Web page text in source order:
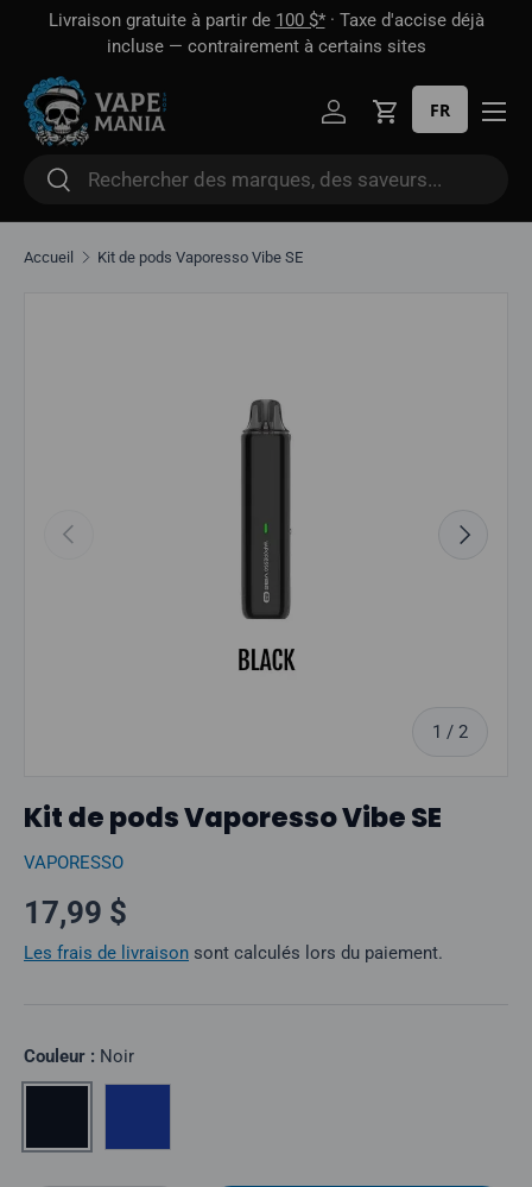
Aller directement au contenu
Livraison gratuite à partir de 100 $*· Taxe d'accise déjà
incluse — contrairement à certains sites
Rechercher
Rechercher
Se connecter
Panier
FR
Accueil Kit de pods Vaporesso Vibe SE
Précédent
1 / sur
2
Suivant
Kit de pods Vaporesso Vibe SE
VAPORESSO
Prix normal
17,99 $
Les frais de livraison sont calculés lors du paiement.
Couleur : Noir
Noir